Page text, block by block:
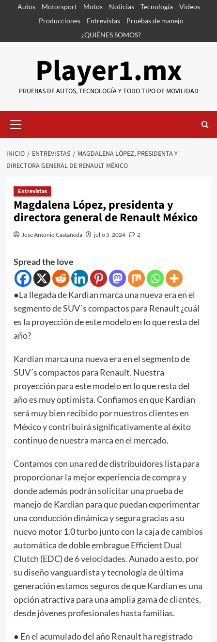
SaltarAutos Motorsport Motos Noticias Tecnología
Videos
Producciones
Entrevistas
Pruebas de manejo
¿QUIÉNES SOMOS?
Player1.mx
PRUEBAS DE AUTOS, TECNOLOGÍA Y TODO TIPO DE MOVILIDAD
primario
INICIO ENTREVISTAS
MAGDALENA LÓPEZ, PRESIDENTA Y
DIRECTORA GENERAL DE RENAULT MÉXICO
Entrevistas
Magdalena López, presidenta y
directora general de Renault México
Jose Antonio Castañeda julio 5, 2024 2
Spread the love
●La llegada de Kardian marca una nueva era en el
segmento de SUV´s compactos para Renault ¿cuál
es la proyección de este modelo en lo que resta del
año?
Kardian marca una nueva era en el segmento de
SUV´s compactos para Renault. Nuestra
proyección para este modelo en lo que resta del
año es muy optimista. Confiamos en que Kardian
será muy bien recibido por nuestros clientes en
México y contribuirá significativamente al éxito
continuo de nuestra marca en el mercado.
Contamos con una red de distribuidores lista para
proporcionar la mejor experiencia de compra y
donde además podrán solicitar una prueba de
manejo de Kardian para que puedan experimentar
una conducción dinámica y segura gracias a su
nuevo motor 1.0 turbo junto con la caja de cambios
automática de doble embrague Efficient Dual
Clutch (EDC) de 6 velocidades. Aunado a esto, por
su diseño vanguardista y tecnología de última
generación estamos seguros de que Kardian es una
opción atractiva para una amplia gama de clientes,
desde jóvenes profesionales hasta familias.
● En el acumulado del año Renault ha registrado